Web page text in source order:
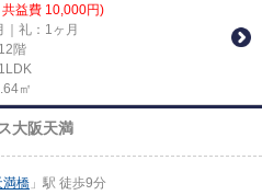
益費 10,000円)
｜礼：1ヶ月
階
㎡
大阪天満
満橋 」駅 徒歩9分